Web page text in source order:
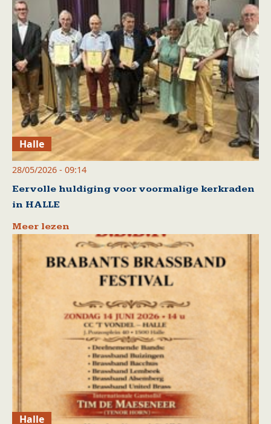
Halle
28/05/2026 - 09:14
Eervolle huldiging voor voormalige kerkraden
in HALLE
Meer lezen
Halle